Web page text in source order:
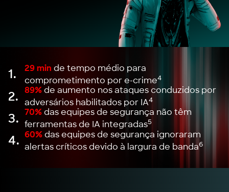
1. 29 min de tempo médio para
comprometimento por e-crime4
2. 89%de aumento nos ataques conduzidos por
adversários habilitados por IA4
3. 70%das equipes de segurança não têm
ferramentas de IA integradas5
4. 60%das equipes de segurança ignoraram
alertas críticos devido à largura de banda6